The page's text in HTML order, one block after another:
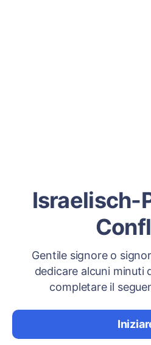
Israelisch-
Gentile signore o
dedicare alcuni minuti
completare il